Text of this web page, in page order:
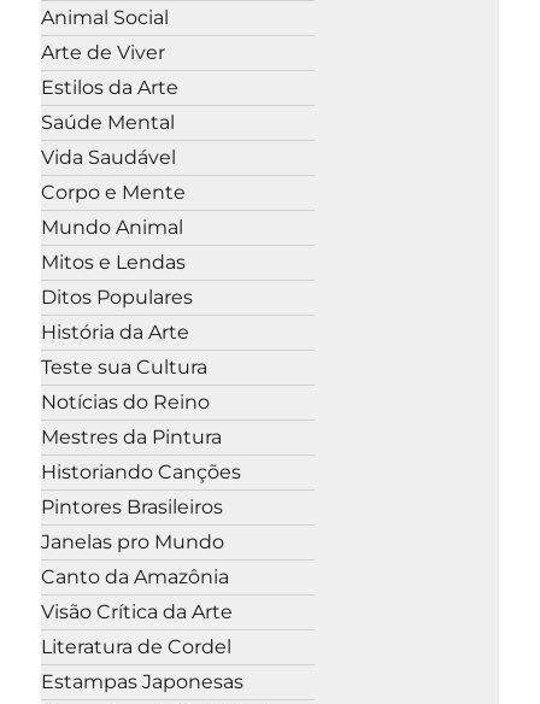
Animal Social
Arte de Viver
Estilos da Arte
Saúde Mental
Vida Saudável
Corpo e Mente
Mundo Animal
Mitos e Lendas
Ditos Populares
História da Arte
Teste sua Cultura
Notícias do Reino
Mestres da Pintura
Historiando Canções
Pintores Brasileiros
Janelas pro Mundo
Canto da Amazônia
Visão Crítica da Arte
Literatura de Cordel
Estampas Japonesas